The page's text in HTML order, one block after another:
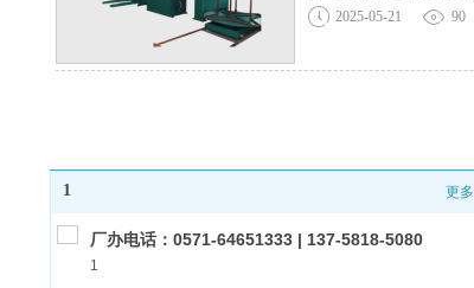
良好的导电性、导热性和
2025-05-21 90
1 更多
厂办电话：0571-64651333 | 137-5818-5080
1